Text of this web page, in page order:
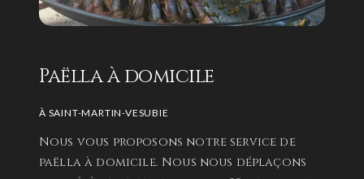
Paëlla à domicile
À SAINT-MARTIN-VESUBIE
Nous vous proposons notre service de
paëlla à domicile. Nous nous déplaçons